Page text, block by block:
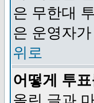
은 무한대
은 운영자
위로
어떻게 투